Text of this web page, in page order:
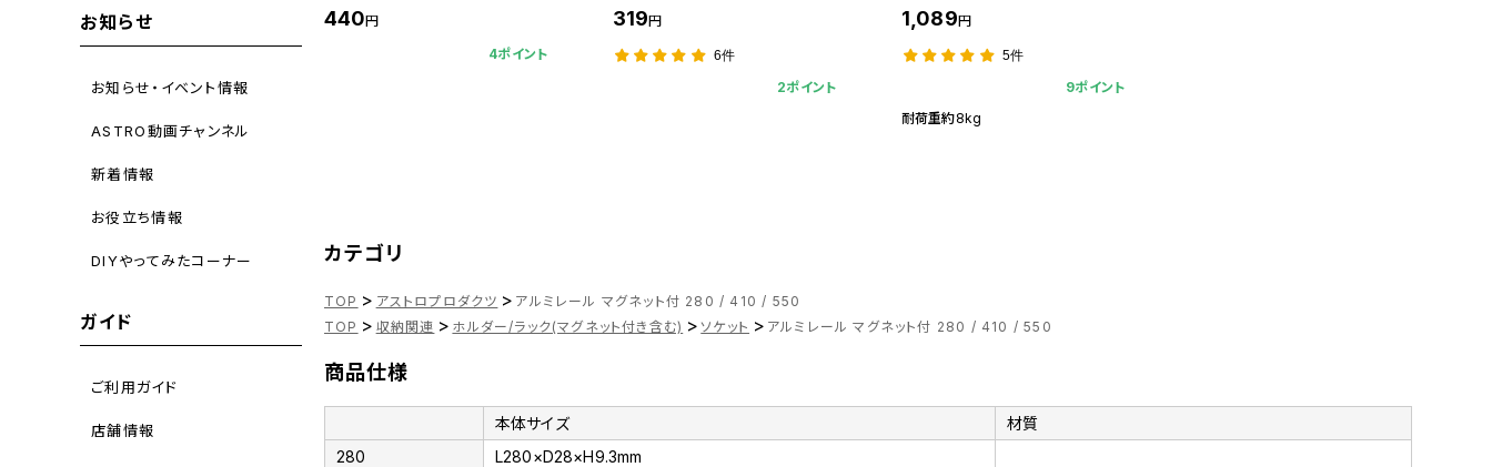
お知らせ
お知らせ・イベント情報
ASTRO動画チャンネル
新着情報
お役立ち情報
DIYやってみたコーナー
ガイド
ご利用ガイド
店舗情報
440円
4ポイント
319円
6件
2ポイント
1,089円
5件
9ポイント
耐荷重約8kg
カテゴリ
TOP > アストロプロダクツ > アルミレール マグネット付 280 / 410 / 550
TOP > 収納関連 > ホルダー/ラック(マグネット付き含む) > ソケット > アルミレール マグネット付 280 / 410 / 550
商品仕様
本体サイズ
材質
280
L280×D28×H9.3mm